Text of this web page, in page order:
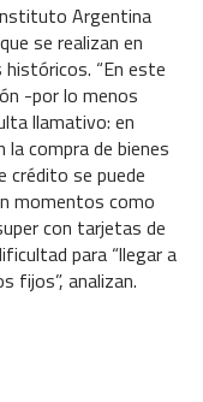
Argentina
se realizan en
históricos. “En este
-por lo menos
llamativo: en
compra de bienes
crédito se puede
momentos como
con tarjetas de
para “llegar a
fijos”, analizan.